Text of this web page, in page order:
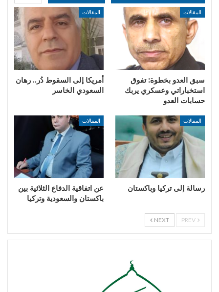
المقالات
سبق العدو بخطوة: تفوق
استخباراتي وعسكري يربك
حسابات العدو
المقالات
أمريكا إلى السقوط دُر.. رهان
السعودي الخاسر
المقالات
رسالة إلى تركيا وباكستان
المقالات
عن اتفاقية الدفاع الثلاثية بين
باكستان والسعودية وتركيا
NEXT